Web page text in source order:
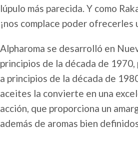
lúpulo más parecida. Y como
¡nos complace poder
Alpharoma se desarrolló en
principios de la década de
a principios de la década de
aceites la convierte en una
acción, que proporciona un
además de aromas bien